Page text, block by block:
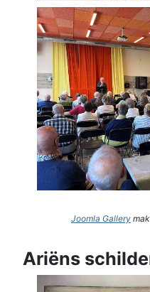
Joomla Gallery
Ariëns